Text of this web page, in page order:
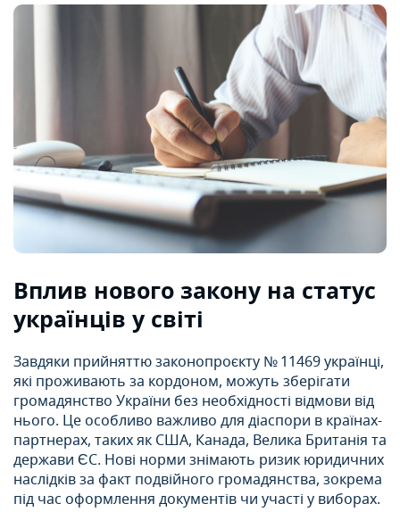
Вплив нового закону на статус
українців у світі
Завдяки прийняттю законопроєкту № 11469 українці,
які проживають за кордоном, можуть зберігати
громадянство України без необхідності відмови від
нього. Це особливо важливо для діаспори в країнах-
партнерах, таких як США, Канада, Велика Британія та
держави ЄС. Нові норми знімають ризик юридичних
наслідків за факт подвійного громадянства, зокрема
під час оформлення документів чи участі у виборах.